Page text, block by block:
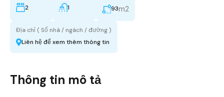
2
1
93m2
Địa chỉ ( Số nhà / ngách / đường )
Liên hệ để xem thêm thông tin
Thông tin mô tả